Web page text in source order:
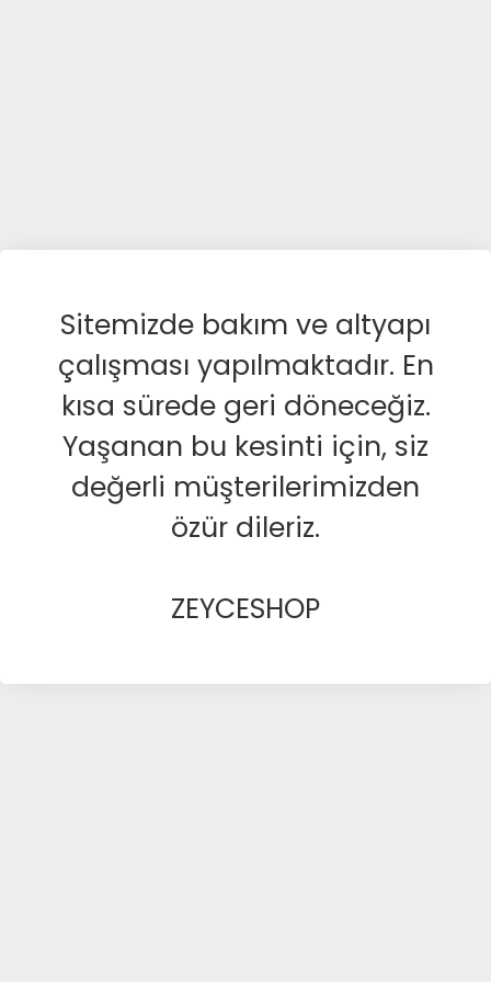
Sitemizde bakım ve altyapı
çalışması yapılmaktadır. En
kısa sürede geri döneceğiz.
Yaşanan bu kesinti için, siz
değerli müşterilerimizden
özür dileriz.
ZEYCESHOP